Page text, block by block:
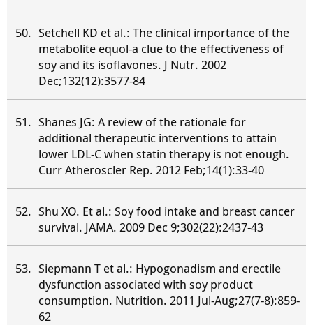
Setchell KD et al.: The clinical importance of the
metabolite equol-a clue to the effectiveness of
soy and its isoflavones. J Nutr. 2002
Dec;132(12):3577-84
Shanes JG: A review of the rationale for
additional therapeutic interventions to attain
lower LDL-C when statin therapy is not enough.
Curr Atheroscler Rep. 2012 Feb;14(1):33-40
Shu XO. Et al.: Soy food intake and breast cancer
survival. JAMA. 2009 Dec 9;302(22):2437-43
Siepmann T et al.: Hypogonadism and erectile
dysfunction associated with soy product
consumption. Nutrition. 2011 Jul-Aug;27(7-8):859-
62